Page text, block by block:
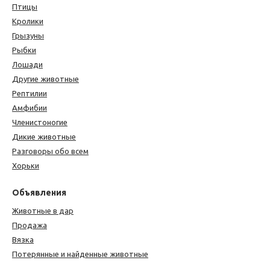
Птицы
Кролики
Грызуны
Рыбки
Лошади
Другие животные
Рептилии
Амфибии
Членистоногие
Дикие животные
Разговоры обо всем
Хорьки
Объявления
Животные в дар
Продажа
Вязка
Потерянные и найденные животные